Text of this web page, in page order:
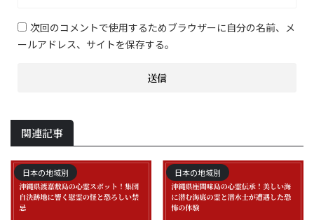
次回のコメントで使用するためブラウザーに自分の名前、メ
ールアドレス、サイトを保存する。
関連記事
日本の地域別 日本の地域別